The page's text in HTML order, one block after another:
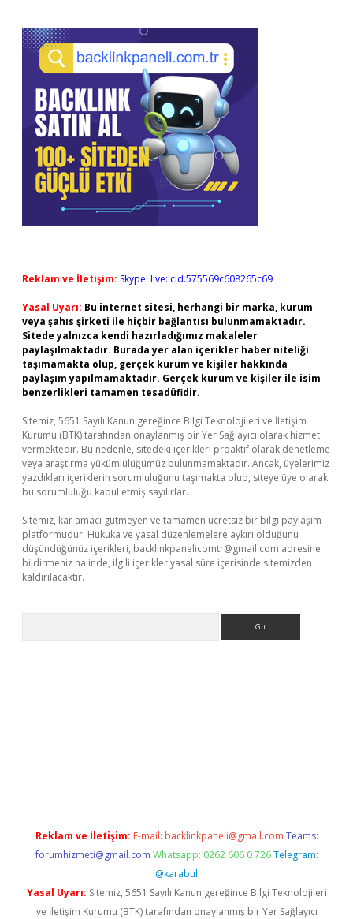
Reklam ve İletişim: Skype: live:.cid.575569c608265c69
Yasal Uyarı: Bu internet sitesi, herhangi bir marka, kurum
veya şahıs şirketi ile hiçbir bağlantısı bulunmamaktadır.
Sitede yalnızca kendi hazırladığımız makaleler
paylaşılmaktadır. Burada yer alan içerikler haber niteliği
taşımamakta olup, gerçek kurum ve kişiler hakkında
paylaşım yapılmamaktadır. Gerçek kurum ve kişiler ile isim
benzerlikleri tamamen tesadüfidir.
Sitemiz, 5651 Sayılı Kanun gereğince Bilgi Teknolojileri ve İletişim
Kurumu (BTK) tarafından onaylanmış bir Yer Sağlayıcı olarak hizmet
vermektedir. Bu nedenle, sitedeki içerikleri proaktif olarak denetleme
veya araştırma yükümlülüğümüz bulunmamaktadır. Ancak, üyelerimiz
yazdıkları içeriklerin sorumluluğunu taşımakta olup, siteye üye olarak
bu sorumluluğu kabul etmiş sayılırlar.
Sitemiz, kar amacı gütmeyen ve tamamen ücretsiz bir bilgi paylaşım
platformudur. Hukuka ve yasal düzenlemelere aykırı olduğunu
düşündüğünüz içerikleri, backlinkpanelicomtr@gmail.com adresine
bildirmeniz halinde, ilgili içerikler yasal süre içerisinde sitemizden
kaldırılacaktır.
Reklam ve İletişim: E-mail: backlinkpaneli@gmail.com Teams:
forumhizmeti@gmail.com Whatsapp: 0262 606 0 726 Telegram:
@karabul
Yasal Uyarı: Sitemiz, 5651 Sayılı Kanun gereğince Bilgi Teknolojileri
ve İletişim Kurumu (BTK) tarafından onaylanmış bir Yer Sağlayıcı